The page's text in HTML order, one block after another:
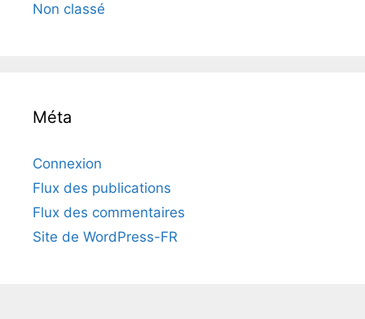
Non classé
Méta
Connexion
Flux des publications
Flux des commentaires
Site de WordPress-FR